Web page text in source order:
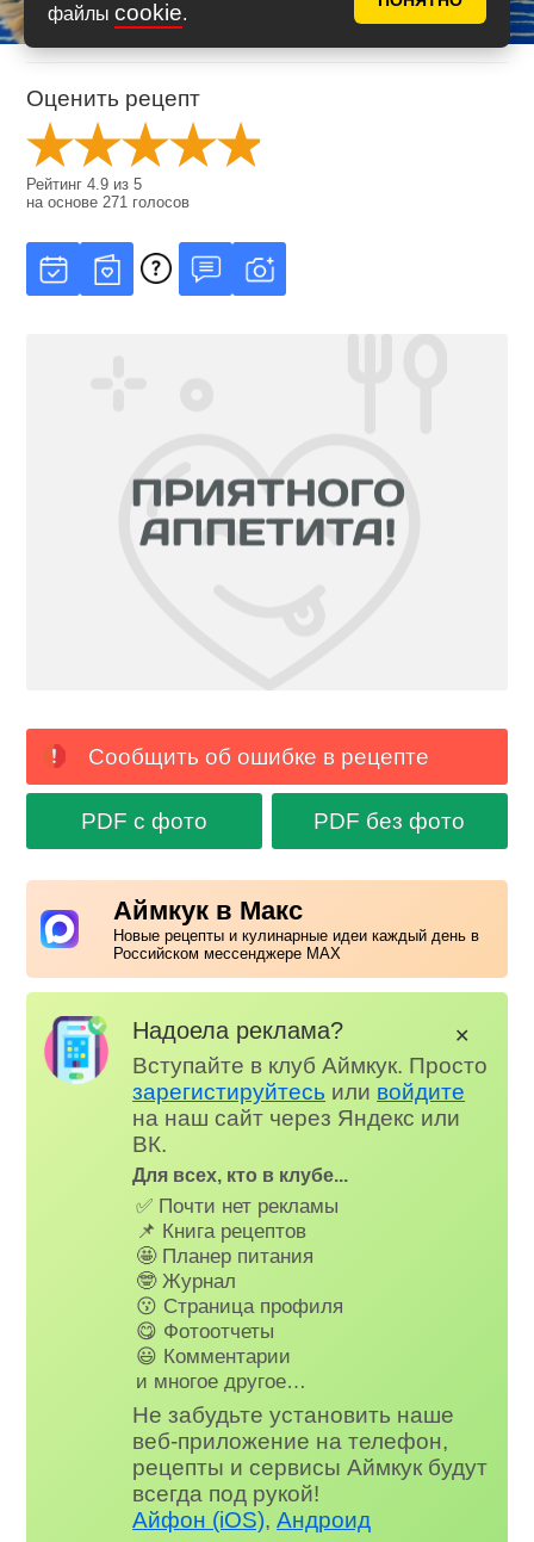
файлы cookie.
Оценить рецепт
Рейтинг4.9 из5
на основе271 голосов
Сообщить об ошибке в рецепте
PDF с фото PDF без фото
Аймкук в Макс
Новые рецепты и кулинарные идеи каждый день в
Российском мессенджере MAX
Надоела реклама?
Вступайте в клуб Аймкук. Просто
зарегистируйтесь или войдите
на наш сайт через Яндекс или
ВК.
Для всех, кто в клубе...
✅ Почти нет рекламы
📌 Книга рецептов
🤩 Планер питания
🤓 Журнал
😗 Страница профиля
😋 Фотоотчеты
😃 Комментарии
и многое другое…
Не забудьте установить наше
веб-приложение на телефон,
рецепты и сервисы Аймкук будут
всегда под рукой!
Айфон (iOS),Андроид
✕